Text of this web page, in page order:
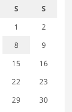
S
S
1
2
8
9
15
16
22
23
29 30